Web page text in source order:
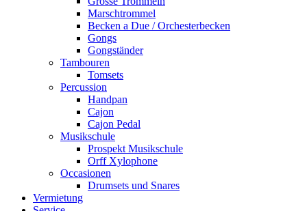
Marschtrommel
Becken a Due / Orchester­becken
Gongs
Gongständer
Tambouren
Tomsets
Percussion
Handpan
Cajon
Cajon Pedal
Musikschule
Prospekt Musikschule
Orff Xylophone
Occasionen
Drumsets und Snares
Vermietung